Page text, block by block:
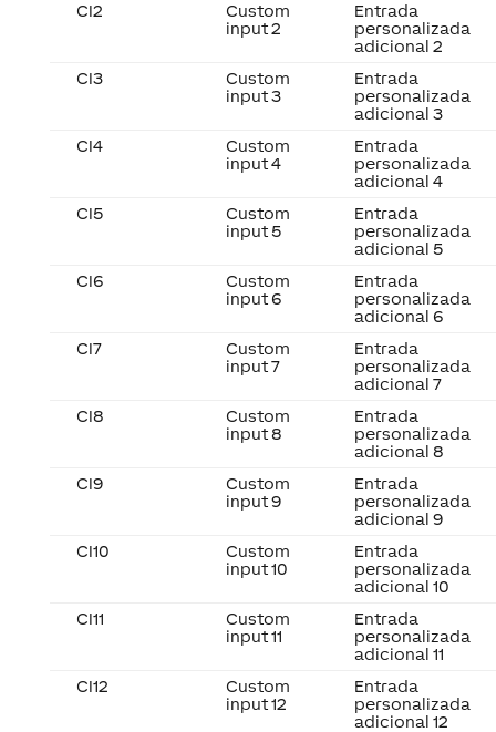
CI2
Custom
input 2
Entrada
personalizada
adicional 2
CI3
Custom
input 3
Entrada
personalizada
adicional 3
CI4
Custom
input 4
Entrada
personalizada
adicional 4
CI5
Custom
input 5
Entrada
personalizada
adicional 5
CI6
Custom
input 6
Entrada
personalizada
adicional 6
CI7
Custom
input 7
Entrada
personalizada
adicional 7
CI8
Custom
input 8
Entrada
personalizada
adicional 8
CI9
Custom
input 9
Entrada
personalizada
adicional 9
CI10
Custom
input 10
Entrada
personalizada
adicional 10
CI11
Custom
input 11
Entrada
personalizada
adicional 11
CI12
Custom
input 12
Entrada
personalizada
adicional 12